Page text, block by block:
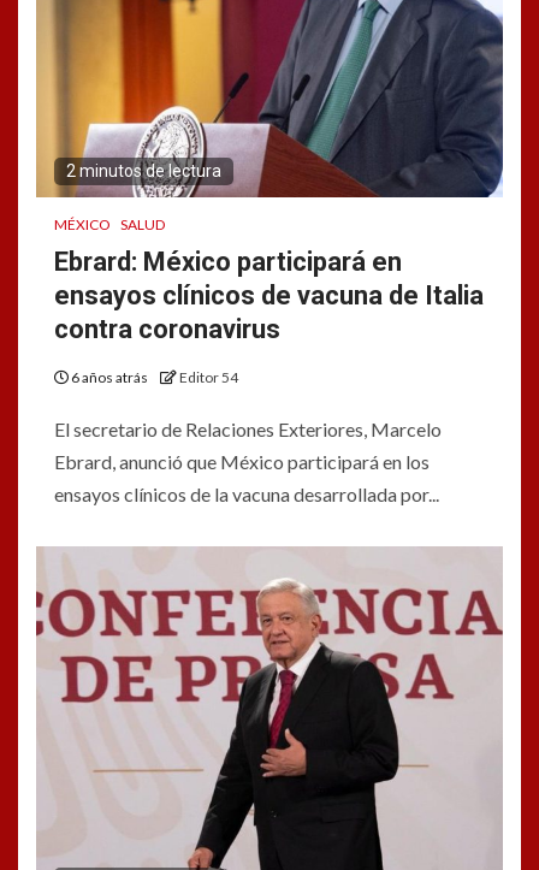
2 minutos de lectura
MÉXICO SALUD
Ebrard: México participará en
ensayos clínicos de vacuna de Italia
contra coronavirus
6 años atrás Editor 54
El secretario de Relaciones Exteriores, Marcelo
Ebrard, anunció que México participará en los
ensayos clínicos de la vacuna desarrollada por...